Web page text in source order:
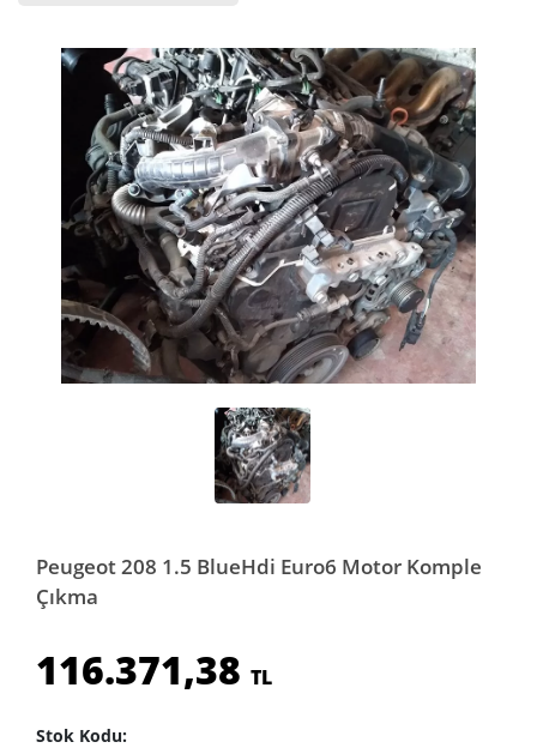
Peugeot 208 1.5 BlueHdi Euro6 Motor Komple
Çıkma
116.371,38 TL
Stok Kodu: